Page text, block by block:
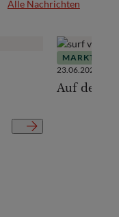
Alle Nachrichten
23.06.2026
Auf der